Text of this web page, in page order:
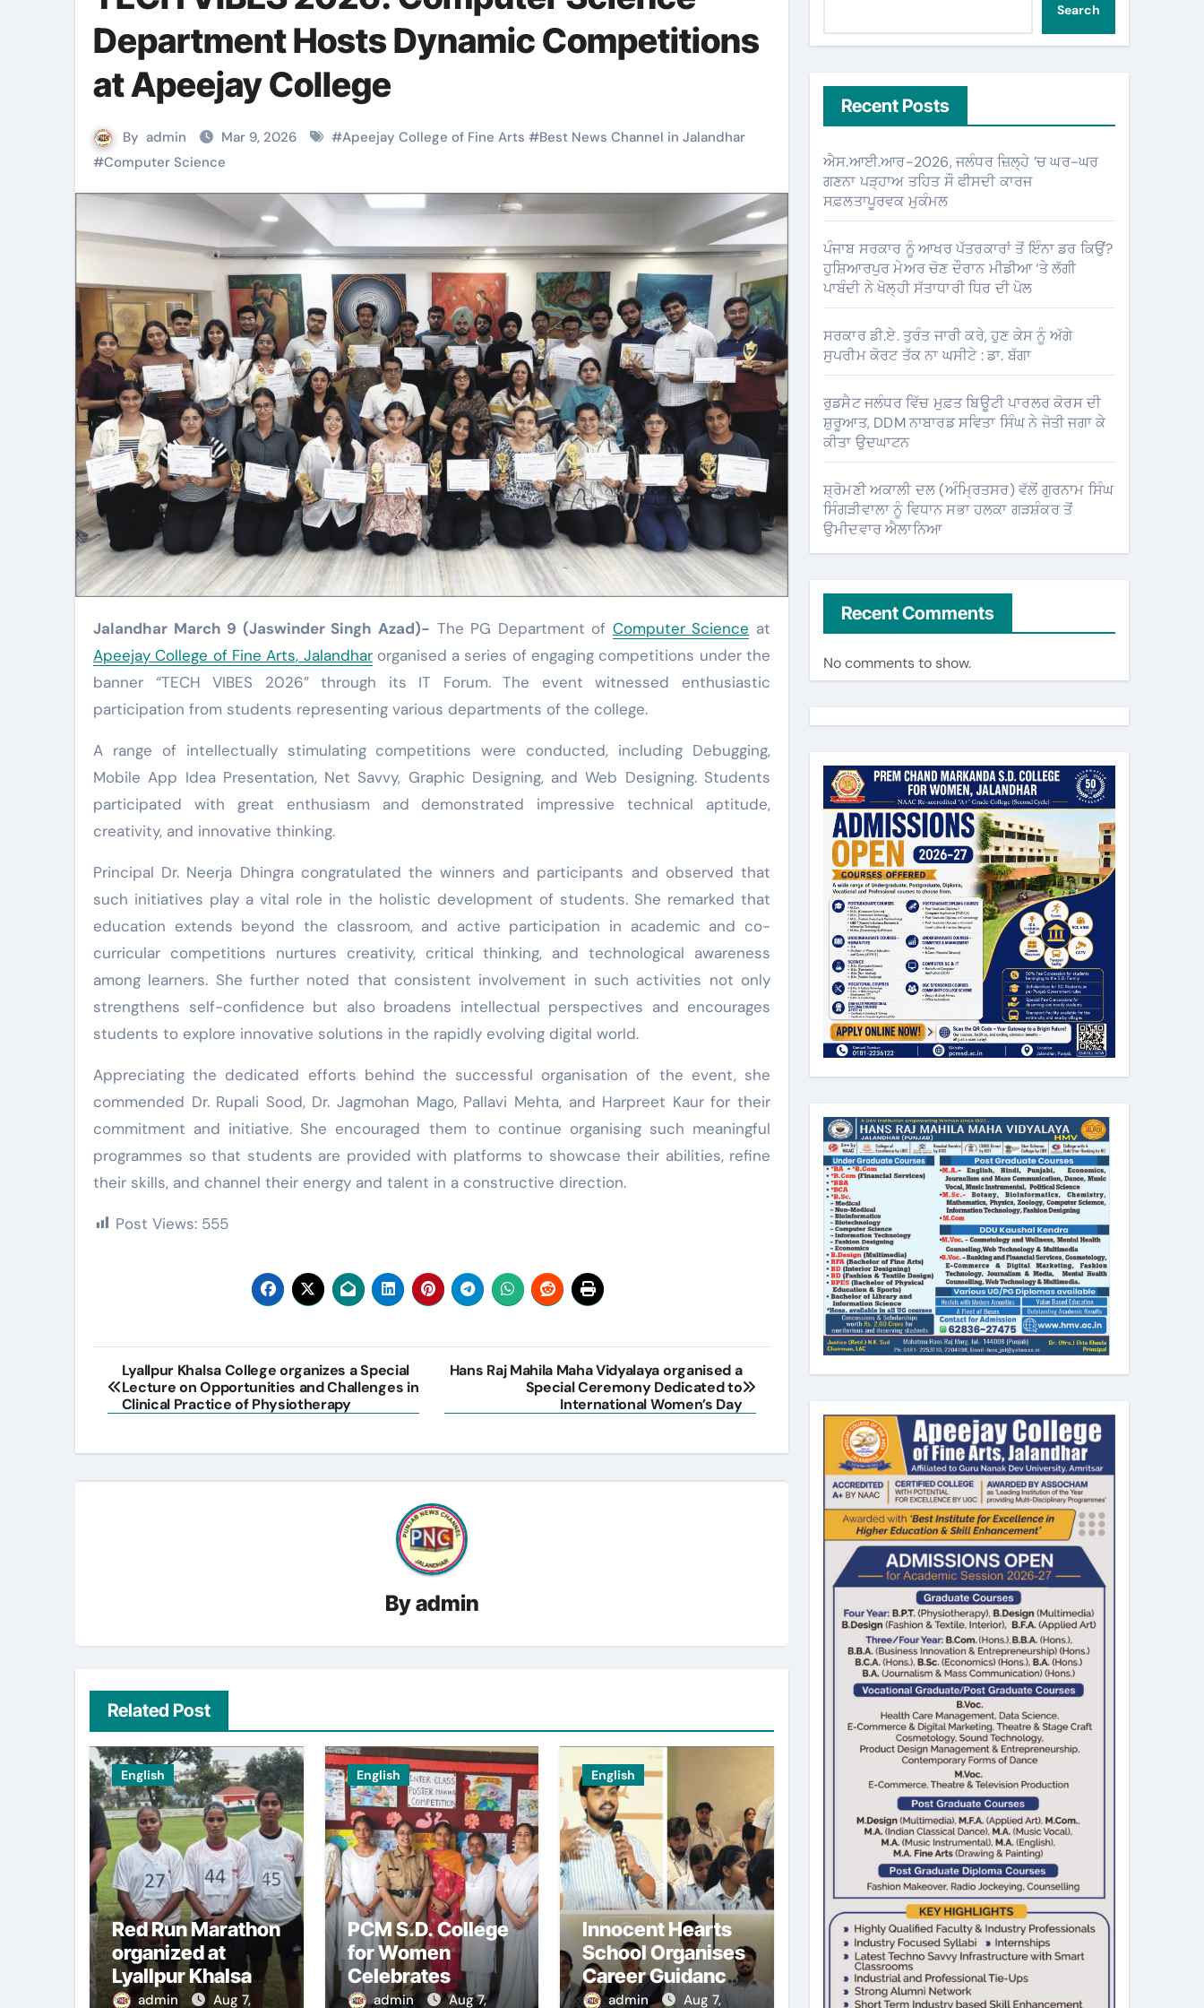
Department Hosts Dynamic Competitions
at Apeejay College
By admin Mar 9, 2026 #Apeejay College of Fine Arts #Best News Channel in Jalandhar
#Computer Science
Jalandhar March 9 (Jaswinder Singh Azad)- The PG Department of Computer Science at
Apeejay College of Fine Arts, Jalandharorganised a series of engaging competitions under the
banner “TECH VIBES 2026” through its IT Forum. The event witnessed enthusiastic
participation from students representing various departments of the college.
A range of intellectually stimulating competitions were conducted, including Debugging,
Mobile App Idea Presentation, Net Savvy, Graphic Designing, and Web Designing. Students
participated with great enthusiasm and demonstrated impressive technical aptitude,
creativity, and innovative thinking.
Principal Dr. Neerja Dhingra congratulated the winners and participants and observed that
such initiatives play a vital role in the holistic development of students. She remarked that
education extends beyond the classroom, and active participation in academic and co-
curricular competitions nurtures creativity, critical thinking, and technological awareness
among learners. She further noted that consistent involvement in such activities not only
strengthens self-confidence but also broadens intellectual perspectives and encourages
students to explore innovative solutions in the rapidly evolving digital world.
Appreciating the dedicated efforts behind the successful organisation of the event, she
commended Dr. Rupali Sood, Dr. Jagmohan Mago, Pallavi Mehta, and Harpreet Kaur for their
commitment and initiative. She encouraged them to continue organising such meaningful
programmes so that students are provided with platforms to showcase their abilities, refine
their skills, and channel their energy and talent in a constructive direction.
Post Views: 555
Post
navigation
Lyallpur Khalsa College organizes a Special
Lecture on Opportunities and Challenges in
Clinical Practice of Physiotherapy
Hans Raj Mahila Maha Vidyalaya organised a
Special Ceremony Dedicated to
International Women’s Day
Byadmin
Related Post
English
Red Run Marathon
organized at
Lyallpur Khalsa
College
admin
Aug 7,
English
PCM S.D. College
for Women
Celebrates
International
admin
Aug 7,
English
Innocent Hearts
School Organises
Career Guidance
Seminar
admin
Aug 7,
Search
Recent Posts
ਐਸ.ਆਈ.ਆਰ-2026, ਜਲੰਧਰ ਜ਼ਿਲ੍ਹੇ ’ਚ ਘਰ-ਘਰ
ਗਣਨਾ ਪੜ੍ਹਾਅ ਤਹਿਤ ਸੌ ਫੀਸਦੀ ਕਾਰਜ
ਸਫ਼ਲਤਾਪੂਰਵਕ ਮੁਕੰਮਲ
ਪੰਜਾਬ ਸਰਕਾਰ ਨੂੰ ਆਖਰ ਪੱਤਰਕਾਰਾਂ ਤੋਂ ਇੰਨਾ ਡਰ ਕਿਉਂ?
ਹੁਸ਼ਿਆਰਪੁਰ ਮੇਅਰ ਚੋਣ ਦੌਰਾਨ ਮੀਡੀਆ ‘ਤੇ ਲੱਗੀ
ਪਾਬੰਦੀ ਨੇ ਖੋਲ੍ਹੀ ਸੱਤਾਧਾਰੀ ਧਿਰ ਦੀ ਪੋਲ
ਸਰਕਾਰ ਡੀ.ਏ. ਤੁਰੰਤ ਜਾਰੀ ਕਰੇ, ਹੁਣ ਕੇਸ ਨੂੰ ਅੱਗੇ
ਸੁਪਰੀਮ ਕੋਰਟ ਤੱਕ ਨਾ ਘਸੀਟੇ : ਡਾ. ਬੱਗਾ
ਰੁਡਸੈਟ ਜਲੰਧਰ ਵਿੱਚ ਮੁਫ਼ਤ ਬਿਊਟੀ ਪਾਰਲਰ ਕੋਰਸ ਦੀ
ਸ਼ੁਰੂਆਤ, DDM ਨਾਬਾਰਡ ਸਵਿਤਾ ਸਿੰਘ ਨੇ ਜੋਤੀ ਜਗਾ ਕੇ
ਕੀਤਾ ਉਦਘਾਟਨ
ਸ਼੍ਰੋਮਣੀ ਅਕਾਲੀ ਦਲ (ਅੰਮ੍ਰਿਤਸਰ) ਵੱਲੋਂ ਗੁਰਨਾਮ ਸਿੰਘ
ਸਿੰਗੜੀਵਾਲਾ ਨੂੰ ਵਿਧਾਨ ਸਭਾ ਹਲਕਾ ਗੜਸ਼ੰਕਰ ਤੋਂ
ਉਮੀਦਵਾਰ ਐਲਾਨਿਆ
Recent Comments
No comments to show.